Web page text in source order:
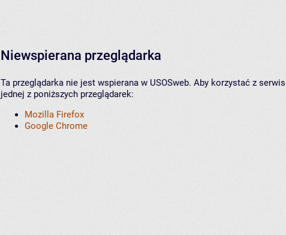
Niewspierana przeglądarka
Ta przeglądarka nie jest wspierana w USOSweb. Aby korzystać z
jednej z poniższych przeglądarek:
Mozilla Firefox
Google Chrome